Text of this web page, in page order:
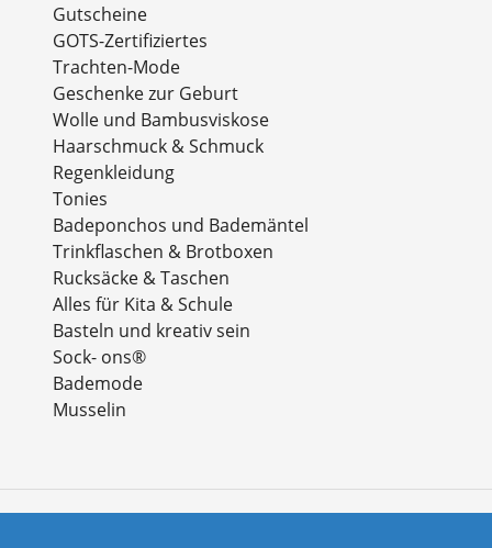
Gutscheine
GOTS-Zertifiziertes
Trachten-Mode
Geschenke zur Geburt
Wolle und Bambusviskose
Haarschmuck & Schmuck
Regenkleidung
Tonies
Badeponchos und Bademäntel
Trinkflaschen & Brotboxen
Rucksäcke & Taschen
Alles für Kita & Schule
Basteln und kreativ sein
Sock- ons®
Bademode
Musselin